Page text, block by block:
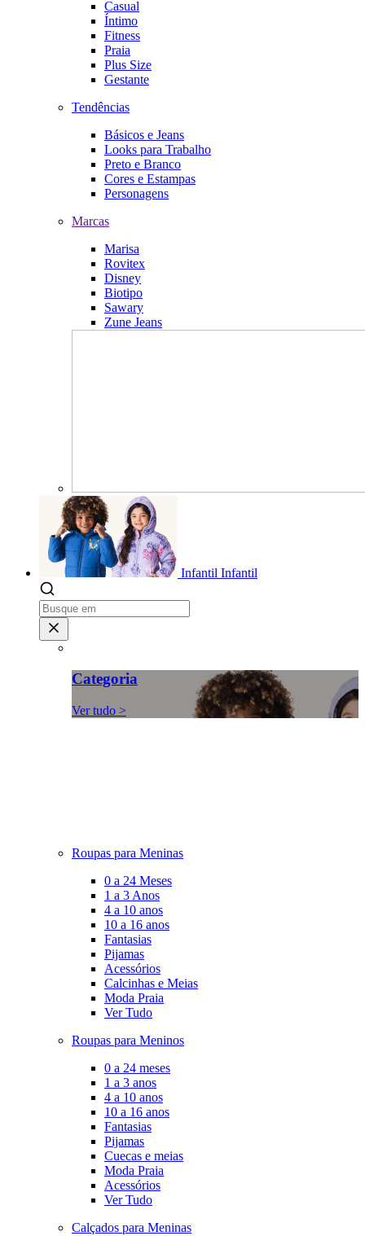
Casual
Íntimo
Fitness
Praia
Plus Size
Gestante
Tendências
Básicos e Jeans
Looks para Trabalho
Preto e Branco
Cores e Estampas
Personagens
Marcas
Marisa
Rovitex
Disney
Biotipo
Sawary
Zune Jeans
Infantil Infantil
Categoria
Ver tudo >
Roupas para Meninas
0 a 24 Meses
1 a 3 Anos
4 a 10 anos
10 a 16 anos
Fantasias
Pijamas
Acessórios
Calcinhas e Meias
Moda Praia
Ver Tudo
Roupas para Meninos
0 a 24 meses
1 a 3 anos
4 a 10 anos
10 a 16 anos
Fantasias
Pijamas
Cuecas e meias
Moda Praia
Acessórios
Ver Tudo
Calçados para Meninas